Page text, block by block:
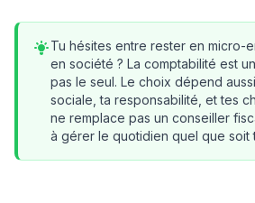
Tu hésites entre rester en micro-
en société ? La comptabilité est
pas le seul. Le choix dépend
sociale, ta responsabilité, et tes
ne remplace pas un conseiller
à gérer le quotidien quel que soit